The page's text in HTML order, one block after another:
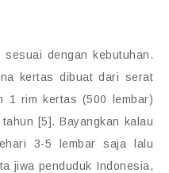
dengan kebutuhan.
kertas dibuat dari serat
1 rim kertas (500 lembar)
[5]. Bayangkan kalau
3-5 lembar saja lalu
jiwa penduduk Indonesia,